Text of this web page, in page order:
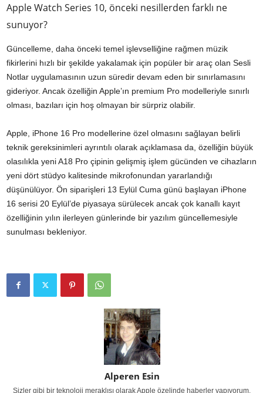
Apple Watch Series 10, önceki nesillerden farklı ne
sunuyor?
Güncelleme, daha önceki temel işlevselliğine rağmen müzik
fikirlerini hızlı bir şekilde yakalamak için popüler bir araç olan Sesli
Notlar uygulamasının uzun süredir devam eden bir sınırlamasını
gideriyor. Ancak özelliğin Apple’ın premium Pro modelleriyle sınırlı
olması, bazıları için hoş olmayan bir sürpriz olabilir.
Apple, iPhone 16 Pro modellerine özel olmasını sağlayan belirli
teknik gereksinimleri ayrıntılı olarak açıklamasa da, özelliğin büyük
olasılıkla yeni A18 Pro çipinin gelişmiş işlem gücünden ve cihazların
yeni dört stüdyo kalitesinde mikrofonundan yararlandığı
düşünülüyor. Ön siparişleri 13 Eylül Cuma günü başlayan iPhone
16 serisi 20 Eylül’de piyasaya sürülecek ancak çok kanallı kayıt
özelliğinin yılın ilerleyen günlerinde bir yazılım güncellemesiyle
sunulması bekleniyor.
Alperen Esin
Sizler gibi bir teknoloji meraklısı olarak Apple özelinde haberler yapıyorum.